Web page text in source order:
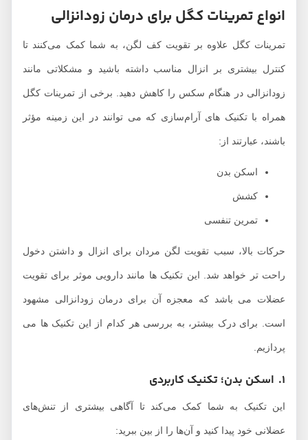
انواع تمرینات کگل برای درمان زودانزالی
تمرینات کگل علاوه بر تقویت کف لگن، به شما کمک می‌کنند تا
کنترل بیشتری بر انزال مناسب داشته باشید و مشکلاتی مانند
زودانزالی در هنگام سکس را کاهش دهید. برخی از تمرینات کگل
همراه با تکنیک‌ های آرام‌سازی که می‌ توانند در این زمینه مؤثر
باشند، عبارتند از:
اسکن بدن
کشش
تمرین تنفسی
حرکات بالا، سبب تقویت لگن مردان برای انزال و داشتن دخول
راحت تر خواهد شد. این تکنیک ها مانند دارویی موثر برای تقویت
عضلات می باشد که معجزه آن برای درمان زودانزالی مشهود
است. برای درک بیشتر، به بررسی هر کدام از این تکنیک ها می
پردازیم.
این تکنیک به شما کمک می‌کند تا آگاهی بیشتری از تنش‌های
عضلانی خود پیدا کنید و آن‌ها را از بین ببرید: